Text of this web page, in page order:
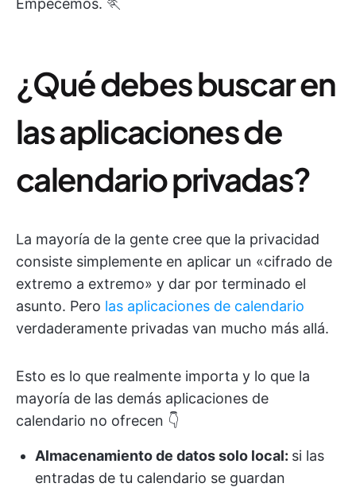
Empecemos. 🏃
¿Qué debes buscar en
las aplicaciones de
calendario privadas?
La mayoría de la gente cree que la privacidad
consiste simplemente en aplicar un «cifrado de
extremo a extremo» y dar por terminado el
asunto. Pero las aplicaciones de calendario
verdaderamente privadas van mucho más allá.
Esto es lo que realmente importa y lo que la
mayoría de las demás aplicaciones de
calendario no ofrecen 👇
Almacenamiento de datos solo local: si las
entradas de tu calendario se guardan